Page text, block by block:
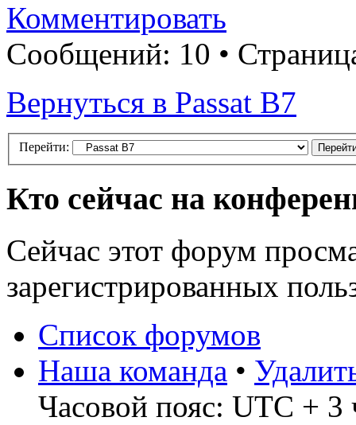
Комментировать
Сообщений: 10 •
Вернуться в Passat B7
Перейти:
Кто сейчас на
Сейчас этот форум
зарегистрированных
Список форумов
Наша команда •
Часовой пояс: UTC + 3